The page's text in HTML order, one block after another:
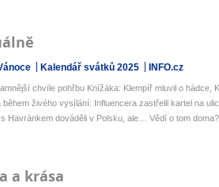
Kalendář svátků 2025 INFO.cz
chvíle pohřbu Knížáka: Klempíř mluvil o hádce,
během živého vysílání: Influencera zastřelil kartel na
Havránkem dováděli v Polsku, ale… Vědí o tom doma?
a krása